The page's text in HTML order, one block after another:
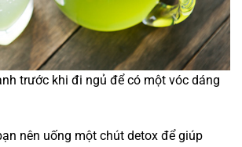
trước khi đi ngủ để có một vóc dáng
nên uống một chút detox để giúp